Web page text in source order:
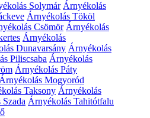
Solymár Árnyékolás
Árnyékolás Tököl
Csömör Árnyékolás
Árnyékolás
Dunavarsány Árnyékolás
Piliscsaba Árnyékolás
Árnyékolás Páty
Mogyoród
Taksony Árnyékolás
Árnyékolás Tahitótfalu